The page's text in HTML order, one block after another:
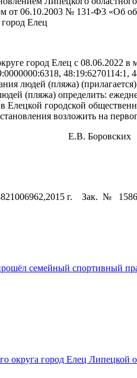
от 06.10.2003 № 131-Ф3 «Об
Елец
город Елец с 08.06.2022
48:19:6270114:1,
людей (пляжа)
(пляжа) определить:
Елецкой городской
возложить на
Елец Е.В. Боровских
г. Зак. №
семейный спортивный
город Елец Липецкой